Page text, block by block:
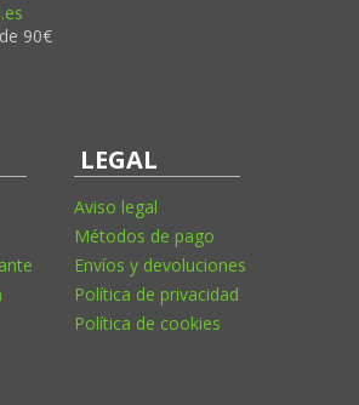
90€
LEGAL
Aviso legal
Métodos de pago
Envíos y devoluciones
Política de privacidad
Política de cookies